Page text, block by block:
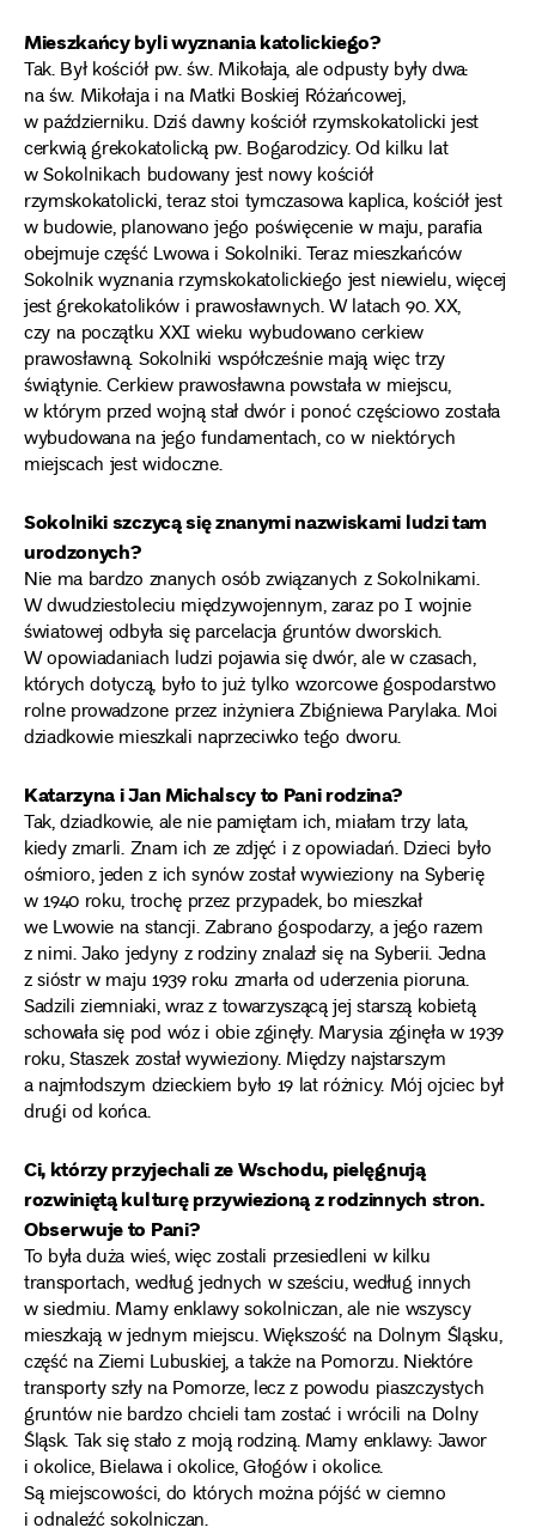
Mieszkańcy byli wyznania katolickiego?
Tak. Był kościół pw. św. Mikołaja, ale odpusty były dwa:
na św. Mikołaja i na Matki Boskiej Różańcowej,
w październiku. Dziś dawny kościół rzymskokatolicki jest
cerkwią grekokatolicką pw. Bogarodzicy. Od kilku lat
w Sokolnikach budowany jest nowy kościół
rzymskokatolicki, teraz stoi tymczasowa kaplica, kościół jest
w budowie, planowano jego poświęcenie w maju, parafia
obejmuje część Lwowa i Sokolniki. Teraz mieszkańców
Sokolnik wyznania rzymskokatolickiego jest niewielu, więcej
jest grekokatolików i prawosławnych. W latach 90. XX,
czy na początku XXI wieku wybudowano cerkiew
prawosławną. Sokolniki współcześnie mają więc trzy
świątynie. Cerkiew prawosławna powstała w miejscu,
w którym przed wojną stał dwór i ponoć częściowo została
wybudowana na jego fundamentach, co w niektórych
miejscach jest widoczne.
Sokolniki szczycą się znanymi nazwiskami ludzi tam
urodzonych?
Nie ma bardzo znanych osób związanych z Sokolnikami.
W dwudziestoleciu międzywojennym, zaraz po I wojnie
światowej odbyła się parcelacja gruntów dworskich.
W opowiadaniach ludzi pojawia się dwór, ale w czasach,
których dotyczą, było to już tylko wzorcowe gospodarstwo
rolne prowadzone przez inżyniera Zbigniewa Parylaka. Moi
dziadkowie mieszkali naprzeciwko tego dworu.
Katarzyna i Jan Michalscy to Pani rodzina?
Tak, dziadkowie, ale nie pamiętam ich, miałam trzy lata,
kiedy zmarli. Znam ich ze zdjęć i z opowiadań. Dzieci było
ośmioro, jeden z ich synów został wywieziony na Syberię
w 1940 roku, trochę przez przypadek, bo mieszkał
we Lwowie na stancji. Zabrano gospodarzy, a jego razem
z nimi. Jako jedyny z rodziny znalazł się na Syberii. Jedna
z sióstr w maju 1939 roku zmarła od uderzenia pioruna.
Sadzili ziemniaki, wraz z towarzyszącą jej starszą kobietą
schowała się pod wóz i obie zginęły. Marysia zginęła w 1939
roku, Staszek został wywieziony. Między najstarszym
a najmłodszym dzieckiem było 19 lat różnicy. Mój ojciec był
drugi od końca.
Ci, którzy przyjechali ze Wschodu, pielęgnują
rozwiniętą kulturę przywiezioną z rodzinnych stron.
Obserwuje to Pani?
To była duża wieś, więc zostali przesiedleni w kilku
transportach, według jednych w sześciu, według innych
w siedmiu. Mamy enklawy sokolniczan, ale nie wszyscy
mieszkają w jednym miejscu. Większość na Dolnym Śląsku,
część na Ziemi Lubuskiej, a także na Pomorzu. Niektóre
transporty szły na Pomorze, lecz z powodu piaszczystych
gruntów nie bardzo chcieli tam zostać i wrócili na Dolny
Śląsk. Tak się stało z moją rodziną. Mamy enklawy: Jawor
i okolice, Bielawa i okolice, Głogów i okolice.
Są miejscowości, do których można pójść w ciemno
i odnaleźć sokolniczan.